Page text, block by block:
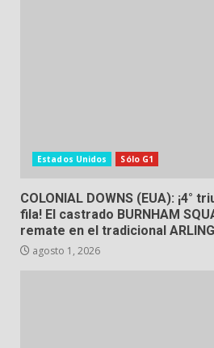
Estados Unidos Sólo G1
COLONIAL DOWNS (EUA): ¡4°
fila! El castrado BURNHAM
remate en el tradicional
agosto 1, 2026